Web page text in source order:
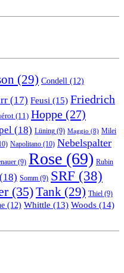
(29) Condell (12)
(17) Feusi (15) Friedrich
(11) Hoppe (27)
(18) Lüning (9) Maggio (8) Milei
Napolitano (10) Nebelspalter
(9) Rose (69) Rubin
(18) Somm (9) SRF (38)
(35)Tank (29) Thiel (9)
(12) Whittle (13) Woods (14)